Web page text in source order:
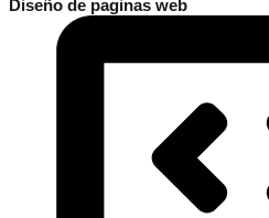
Diseño de paginas web